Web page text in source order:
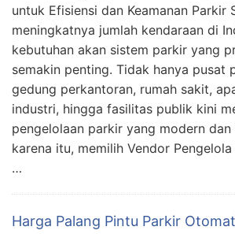
untuk Efisiensi dan Keamanan Parkir
meningkatnya jumlah kendaraan di
kebutuhan akan sistem parkir yang
semakin penting. Tidak hanya pusat
gedung perkantoran, rumah sakit,
industri, hingga fasilitas publik kini
pengelolaan parkir yang modern
karena itu, memilih Vendor
…
Harga Palang Pintu Parkir